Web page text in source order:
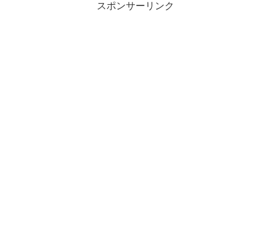
スポンサーリンク